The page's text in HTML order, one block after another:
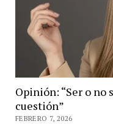
Opinión: “Ser o no
cuestión”
FEBRERO 7, 2026